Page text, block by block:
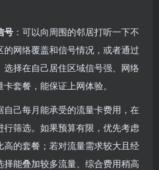
号 ：可以向周围的邻居打听一下不
的网络覆盖和信号情况，或者通过
选择在自己居住区域信号强、网络
套餐，能保证上网体验。
自己每月能承受的流量卡费用，在
行筛选。如果预算有限，优先考虑
高的套餐；若对流量需求较大且经
择能叠加较多流量、综合费用稍高